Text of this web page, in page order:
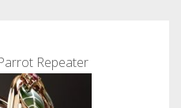
Repeater